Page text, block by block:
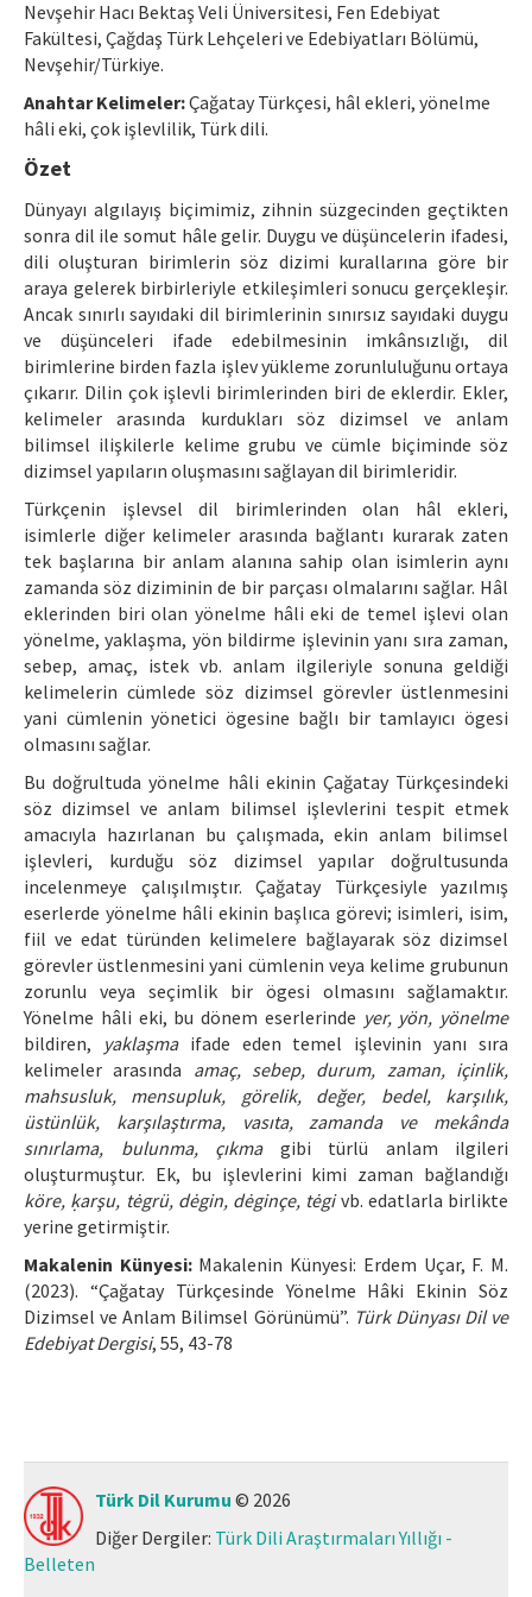
Makale Gönder
ISSN: 1301-0077 · e-ISSN: 2651-5091
Nevşehir Hacı Bektaş Veli Üniversitesi, Fen Edebiyat
Fakültesi, Çağdaş Türk Lehçeleri ve Edebiyatları Bölümü,
Nevşehir/Türkiye.
Anahtar Kelimeler:Çağatay Türkçesi, hâl ekleri, yönelme
hâli eki, çok işlevlilik, Türk dili.
Özet
Dünyayı algılayış biçimimiz, zihnin süzgecinden geçtikten
sonra dil ile somut hâle gelir. Duygu ve düşüncelerin ifadesi,
dili oluşturan birimlerin söz dizimi kurallarına göre bir
araya gelerek birbirleriyle etkileşimleri sonucu gerçekleşir.
Ancak sınırlı sayıdaki dil birimlerinin sınırsız sayıdaki duygu
ve düşünceleri ifade edebilmesinin imkânsızlığı, dil
birimlerine birden fazla işlev yükleme zorunluluğunu ortaya
çıkarır. Dilin çok işlevli birimlerinden biri de eklerdir. Ekler,
kelimeler arasında kurdukları söz dizimsel ve anlam
bilimsel ilişkilerle kelime grubu ve cümle biçiminde söz
dizimsel yapıların oluşmasını sağlayan dil birimleridir.
Türkçenin işlevsel dil birimlerinden olan hâl ekleri,
isimlerle diğer kelimeler arasında bağlantı kurarak zaten
tek başlarına bir anlam alanına sahip olan isimlerin aynı
zamanda söz diziminin de bir parçası olmalarını sağlar. Hâl
eklerinden biri olan yönelme hâli eki de temel işlevi olan
yönelme, yaklaşma, yön bildirme işlevinin yanı sıra zaman,
sebep, amaç, istek vb. anlam ilgileriyle sonuna geldiği
kelimelerin cümlede söz dizimsel görevler üstlenmesini
yani cümlenin yönetici ögesine bağlı bir tamlayıcı ögesi
olmasını sağlar.
Bu doğrultuda yönelme hâli ekinin Çağatay Türkçesindeki
söz dizimsel ve anlam bilimsel işlevlerini tespit etmek
amacıyla hazırlanan bu çalışmada, ekin anlam bilimsel
işlevleri, kurduğu söz dizimsel yapılar doğrultusunda
incelenmeye çalışılmıştır. Çağatay Türkçesiyle yazılmış
eserlerde yönelme hâli ekinin başlıca görevi; isimleri, isim,
fiil ve edat türünden kelimelere bağlayarak söz dizimsel
görevler üstlenmesini yani cümlenin veya kelime grubunun
zorunlu veya seçimlik bir ögesi olmasını sağlamaktır.
Yönelme hâli eki, bu dönem eserlerinde yer, yön, yönelme
bildiren,
yaklaşmaifade eden temel işlevinin yanı sıra
kelimeler arasında amaç, sebep, durum, zaman, içinlik,
mahsusluk, mensupluk, görelik, değer, bedel, karşılık,
üstünlük, karşılaştırma, vasıta, zamanda ve mekânda
sınırlama, bulunma, çıkmagibi türlü anlam ilgileri
oluşturmuştur. Ek, bu işlevlerini kimi zaman bağlandığı
köre, ḳarşu, tėgrü, dėgin, dėginçe, tėgivb. edatlarla birlikte
yerine getirmiştir.
Makalenin Künyesi:Makalenin Künyesi: Erdem Uçar, F. M.
(2023). “Çağatay Türkçesinde Yönelme Hâki Ekinin Söz
Dizimsel ve Anlam Bilimsel Görünümü”. Türk Dünyası Dil ve
Edebiyat Dergisi, 55, 43-78
Türk Dil Kurumu © 2026
Diğer Dergiler: Türk Dili Araştırmaları Yıllığı -
Belleten